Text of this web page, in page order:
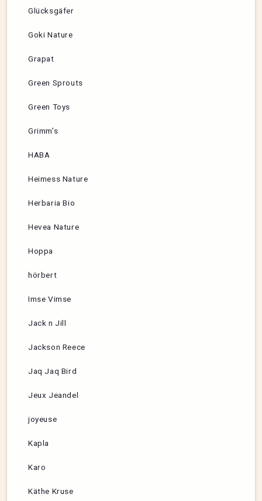
Glücksgäfer
Goki Nature
Grapat
Green Sprouts
Green Toys
Grimm’s
HABA
Heimess Nature
Herbaria Bio
Hevea Nature
Hoppa
hörbert
Imse Vimse
Jack n Jill
Jackson Reece
Jaq Jaq Bird
Jeux Jeandel
joyeuse
Kapla
Karo
Käthe Kruse